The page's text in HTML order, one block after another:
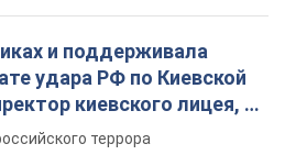
и поддерживала
удара РФ по Киевской
киевского лицея, её
террора